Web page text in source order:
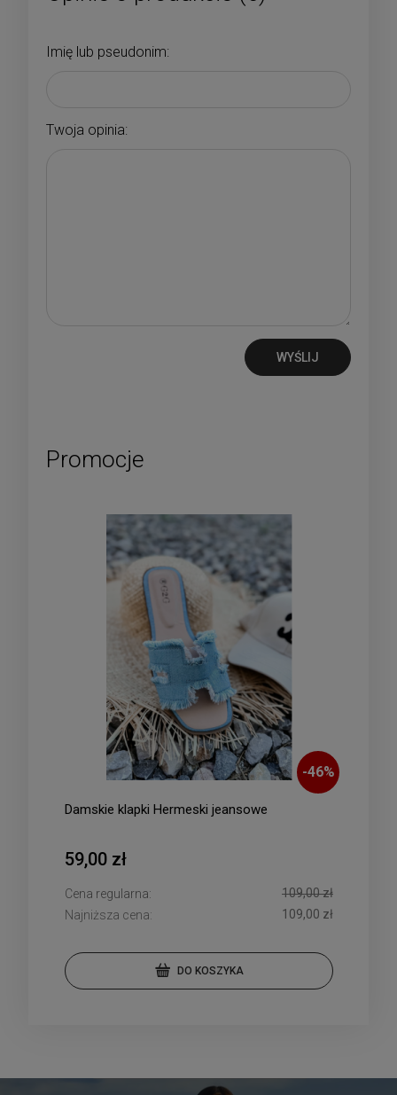
Imię lub pseudonim:
Twoja opinia:
WYŚLIJ
Promocje
-46%
Damskie klapki Hermeski jeansowe
59,00 zł
Cena regularna:
109,00 zł
Najniższa cena:
109,00 zł
DO KOSZYKA